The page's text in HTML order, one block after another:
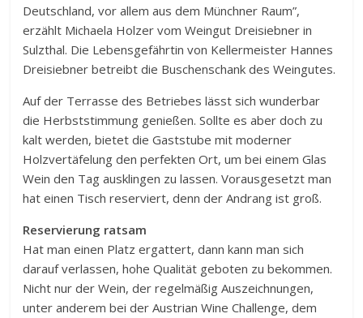
Deutschland, vor allem aus dem Münchner Raum”,
erzählt Michaela Holzer vom Weingut Dreisiebner in
Sulzthal. Die Lebensgefährtin von Kellermeister Hannes
Dreisiebner betreibt die Buschenschank des Weingutes.
Auf der Terrasse des Betriebes lässt sich wunderbar
die Herbststimmung genießen. Sollte es aber doch zu
kalt werden, bietet die Gaststube mit moderner
Holzvertäfelung den perfekten Ort, um bei einem Glas
Wein den Tag ausklingen zu lassen. Vorausgesetzt man
hat einen Tisch reserviert, denn der Andrang ist groß.
Reservierung ratsam
Hat man einen Platz ergattert, dann kann man sich
darauf verlassen, hohe Qualität geboten zu bekommen.
Nicht nur der Wein, der regelmäßig Auszeichnungen,
unter anderem bei der Austrian Wine Challenge, dem